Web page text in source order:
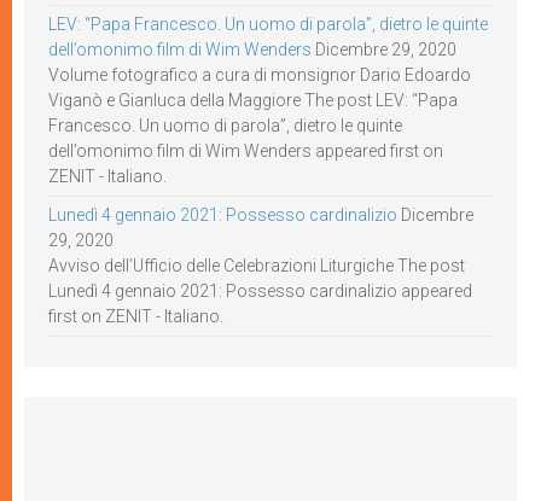
LEV: “Papa Francesco. Un uomo di parola”, dietro le quinte
dell’omonimo film di Wim Wenders Dicembre 29, 2020
Volume fotografico a cura di monsignor Dario Edoardo
Viganò e Gianluca della Maggiore The post LEV: “Papa
Francesco. Un uomo di parola”, dietro le quinte
dell’omonimo film di Wim Wenders appeared first on
ZENIT - Italiano.
Lunedì 4 gennaio 2021: Possesso cardinalizio Dicembre
29, 2020
Avviso dell’Ufficio delle Celebrazioni Liturgiche The post
Lunedì 4 gennaio 2021: Possesso cardinalizio appeared
first on ZENIT - Italiano.